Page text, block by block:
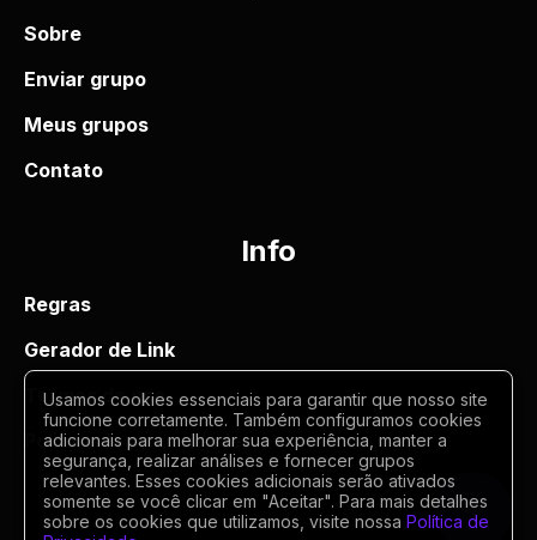
Sobre
Enviar grupo
Meus grupos
Contato
Info
Regras
Gerador de Link
Termos de uso
Politica de privacidade
Usamos cookies essenciais para garantir que nosso site
funcione corretamente. Também configuramos cookies
adicionais para melhorar sua experiência, manter a
segurança, realizar análises e fornecer grupos
relevantes. Esses cookies adicionais serão ativados
somente se você clicar em "Aceitar". Para mais detalhes
sobre os cookies que utilizamos, visite nossa Política de